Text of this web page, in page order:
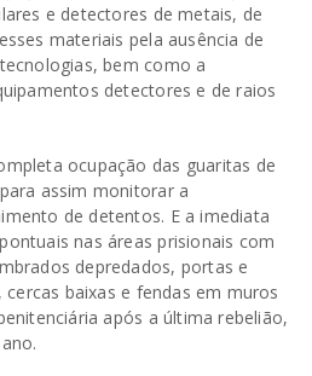
e detectores de metais, de
materiais pela ausência de
bem como a
detectores e de raios
ocupação das guaritas de
assim monitorar a
de detentos. E a imediata
nas áreas prisionais com
depredados, portas e
baixas e fendas em muros
após a última rebelião,